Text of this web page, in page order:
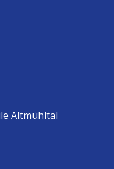
Altmühltal